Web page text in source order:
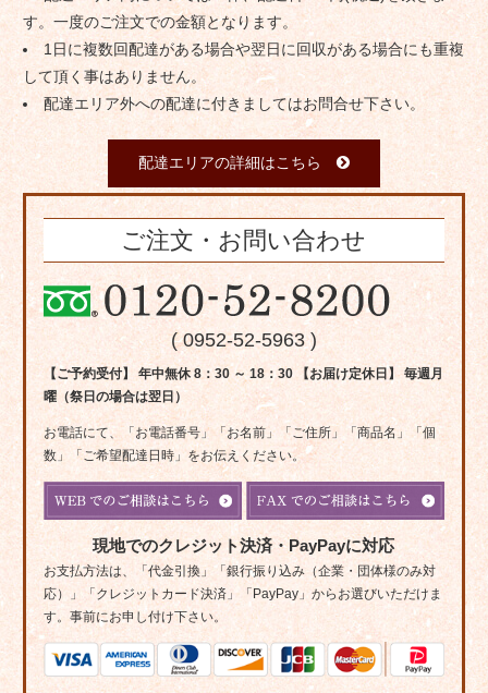
す。一度のご注文での金額となります。
1日に複数回配達がある場合や翌日に回収がある場合にも重複
して頂く事はありません。
配達エリア外への配達に付きましてはお問合せ下さい。
配達エリアの詳細はこちら
ご注文・お問い合わせ
( 0952-52-5963 )
【ご予約受付】 年中無休 8：30 ～ 18：30 【お届け定休日】 毎週月
曜（祭日の場合は翌日）
お電話にて、「お電話番号」「お名前」「ご住所」「商品名」「個
数」「ご希望配達日時」をお伝えください。
現地でのクレジット決済・PayPayに対応
お支払方法は、「代金引換」「銀行振り込み（企業・団体様のみ対
応）」「クレジットカード決済」「PayPay」からお選びいただけま
す。事前にお申し付け下さい。